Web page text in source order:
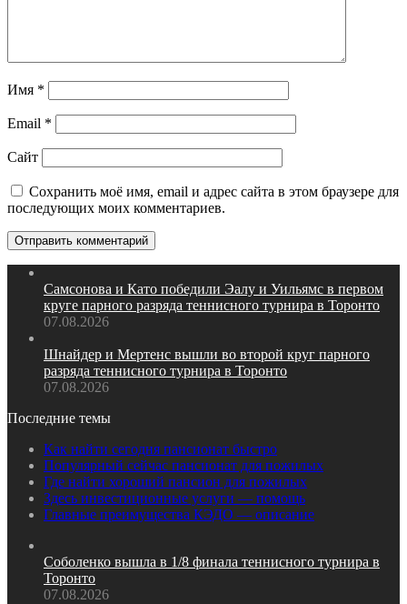
Имя *
Email *
Сайт
Сохранить моё имя, email и адрес сайта в этом браузере для
последующих моих комментариев.
Самсонова и Като победили Эалу и Уильямс в первом
круге парного разряда теннисного турнира в Торонто
07.08.2026
Шнайдер и Мертенс вышли во второй круг парного
разряда теннисного турнира в Торонто
07.08.2026
Последние темы
Как найти сегодня пансионат быстро
Популярный сейчас пансионат для пожилых
Где найти хороший пансион для пожилых
Здесь инвестиционные услуги — помощь
Главные преимущества КЭДО — описание
Соболенко вышла в 1/8 финала теннисного турнира в
Торонто
07.08.2026